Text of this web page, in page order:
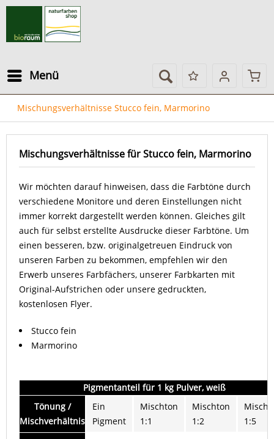
Menü
Mischungsverhältnisse Stucco fein, Marmorino
Mischungsverhältnisse für Stucco fein, Marmorino
Wir möchten darauf hinweisen, dass die Farbtöne durch
verschiedene Monitore und deren Einstellungen nicht
immer korrekt dargestellt werden können. Gleiches gilt
auch für selbst erstellte Ausdrucke dieser Farbtöne. Um
einen besseren, bzw. originalgetreuen Eindruck von
unseren Farben zu bekommen, empfehlen wir den
Erwerb unseres Farbfächers, unserer Farbkarten mit
Original-Aufstrichen oder unsere gedruckten,
kostenlosen Flyer.
Stucco fein
Marmorino
Pigmentanteil für 1 kg Pulver, weiß
Tönung /
Mischverhältnis
Ein
Pigment
Mischton
1:1
Mischton
1:2
1:5